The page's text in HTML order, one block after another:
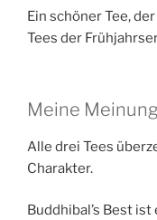
Ein schöner Tee,
Tees der
Meine
Alle drei Tees
Charakter.
Buddhibal’s Best